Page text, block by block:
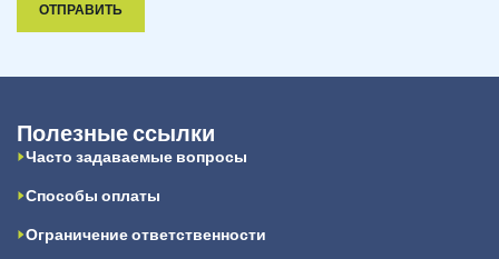
ОТПРАВИТЬ
Полезные ссылки
Часто задаваемые вопросы
Способы оплаты
Ограничение ответственности